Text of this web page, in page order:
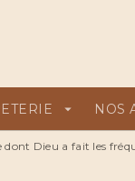
arrow_drop_down NOS
Dieu a fait les